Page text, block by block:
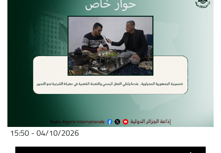
04/10/2026 - 15:50
Audio